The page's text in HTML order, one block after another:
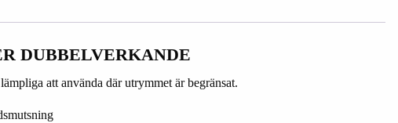
DUBBELVERKANDE
att använda där utrymmet är begränsat.